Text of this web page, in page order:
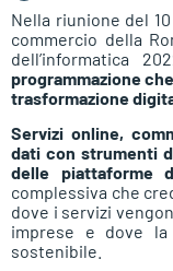
Nella riunione del
commercio della
dell’informatica
programmazione
trasformazione
Servizi online,
dati con strumenti
delle piattaforme
complessiva che
dove i servizi
imprese e dove
sostenibile.